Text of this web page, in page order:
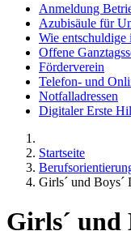
Anmeldung
Azubisäule für
Wie
Offene
Förderverein
Telefon- und
Notfalladressen
Digitaler Erste
Startseite
Girls´ und Boys´
Girls´ und